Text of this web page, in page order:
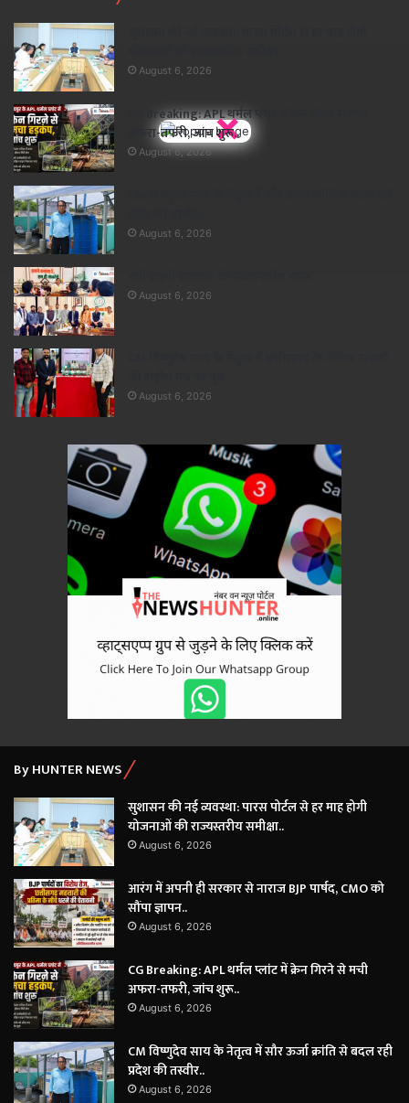
×
August 6, 2026
CG Breaking: APL थर्मल प्लांट में क्रेन गिरने से मची
अफरा-तफरी, जांच शुरू..
August 6, 2026
August 6, 2026
August 6, 2026
August 6, 2026
By HUNTER NEWS
सुशासन की नई व्यवस्था: पारस पोर्टल से हर माह होगी
योजनाओं की राज्यस्तरीय समीक्षा..
August 6, 2026
आरंग में अपनी ही सरकार से नाराज BJP पार्षद, CMO को
सौंपा ज्ञापन..
August 6, 2026
CG Breaking: APL थर्मल प्लांट में क्रेन गिरने से मची
अफरा-तफरी, जांच शुरू..
August 6, 2026
CM विष्णुदेव साय के नेतृत्व में सौर ऊर्जा क्रांति से बदल रही
प्रदेश की तस्वीर..
August 6, 2026